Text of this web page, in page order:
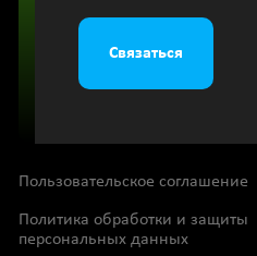
Пользовательское соглашение
Политика обработки и защиты
персональных данных
Связаться